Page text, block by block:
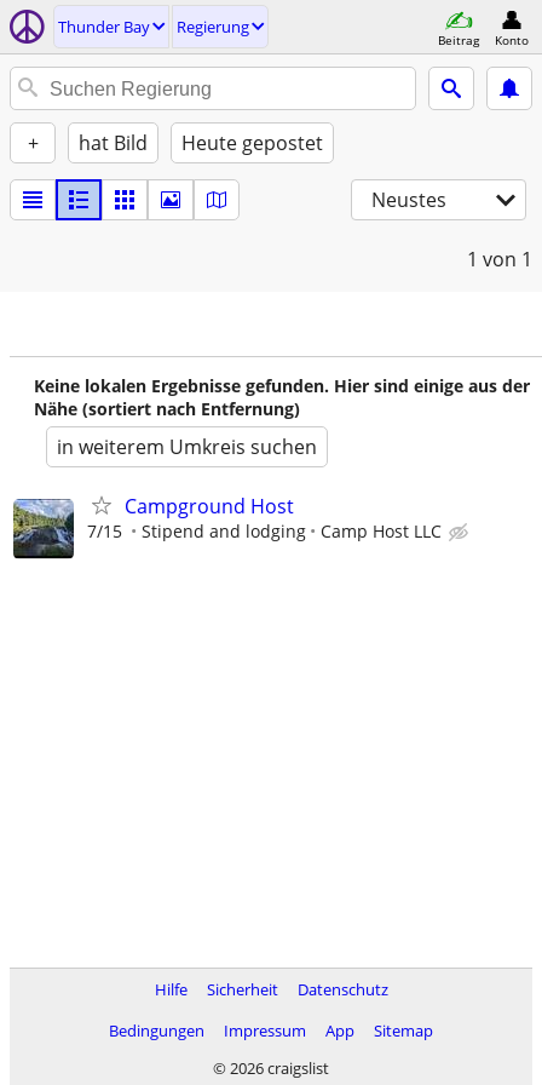
Thunder Bay Regierung
Beitrag Konto
+ hat Bild Heute gepostet
Neustes
1 von 1
Keine lokalen Ergebnisse gefunden. Hier sind einige aus der
Nähe (sortiert nach Entfernung)
in weiterem Umkreis suchen
Campground Host
7/15 Stipend and lodging Camp Host LLC
Hilfe Sicherheit
Datenschutz
Bedingungen
Impressum App
Sitemap
© 2026 craigslist